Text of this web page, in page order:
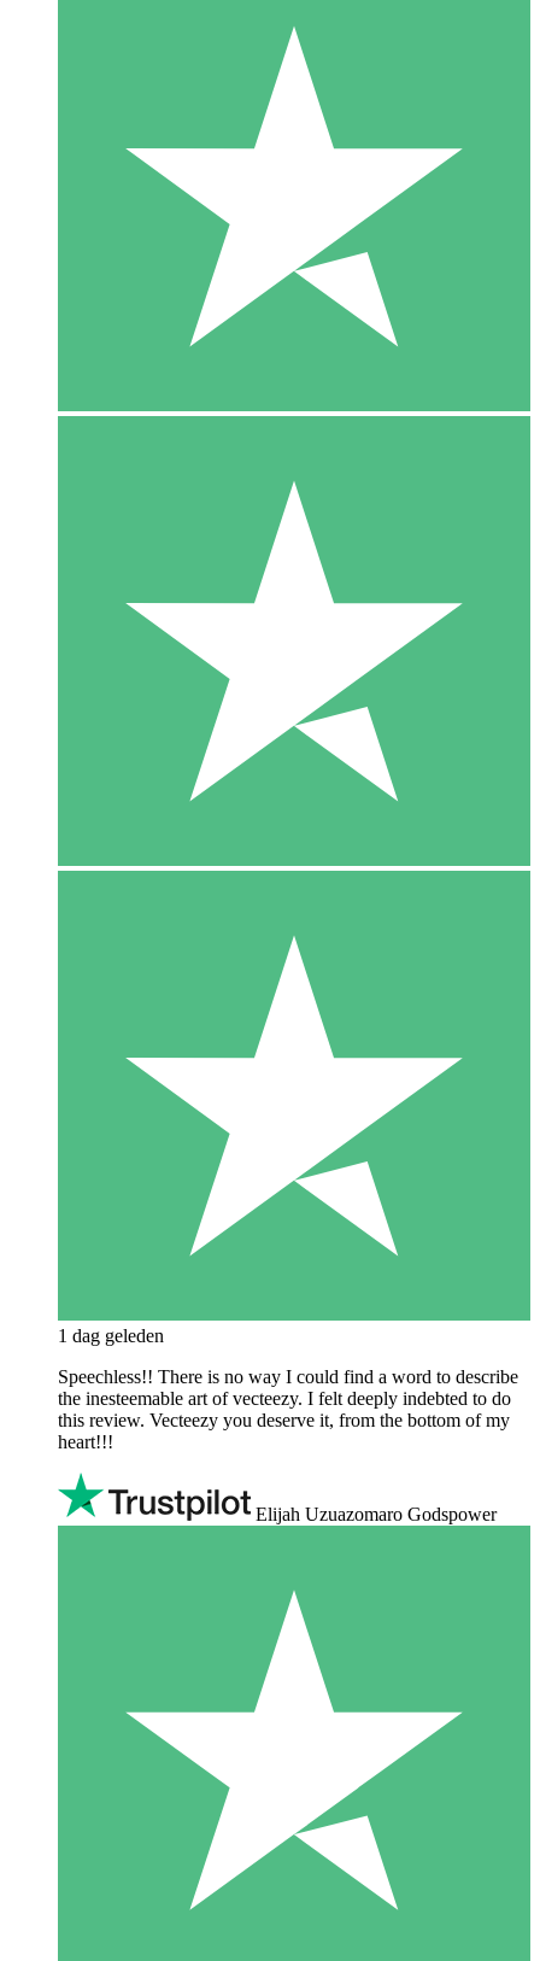
1 dag geleden
Speechless!! There is no way I could find a word to describe
the inesteemable art of vecteezy. I felt deeply indebted to do
this review. Vecteezy you deserve it, from the bottom of my
heart!!!
Elijah Uzuazomaro Godspower